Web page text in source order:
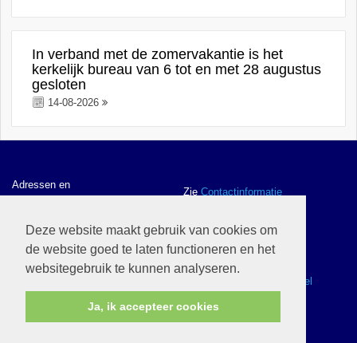
Deze website maakt gebruik van cookies om
de website goed te laten functioneren en het
websitegebruik te kunnen analyseren.
Ja, ik accepteer cookies
In verband met de zomervakantie is het
kerkelijk bureau van 6 tot en met 28 augustus
gesloten
14-08-2026
Adressen en
contactgegevens
Zie Contactinformatie
ANBI gegevens en
ZieANBI
Ik wil naar de webwinkel